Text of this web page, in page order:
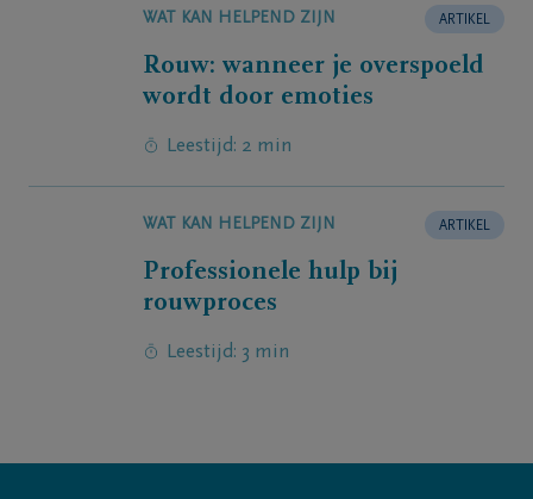
WAT KAN HELPEND ZIJN ARTIKEL
Rouw: wanneer je overspoeld
wordt door emoties
Leestijd: 2 min
WAT KAN HELPEND ZIJN ARTIKEL
Professionele hulp bij
rouwproces
Leestijd: 3 min